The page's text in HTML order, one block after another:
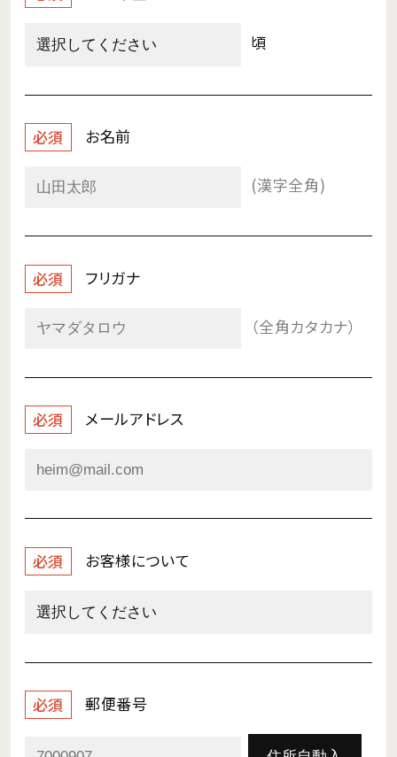
頃
必須 お名前
(漢字全角)
必須 フリガナ
（全角カタカナ）
必須 メールアドレス
必須 お客様について
必須 郵便番号